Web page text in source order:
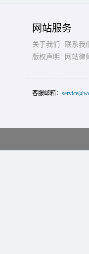
网站服务
关于我们 联系我们
版权声明
网站律
客服邮箱：